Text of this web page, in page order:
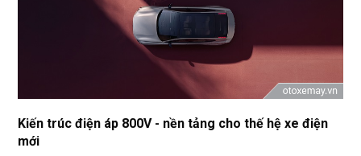
Kiến trúc điện áp 800V - nền tảng cho thế hệ xe điện
mới